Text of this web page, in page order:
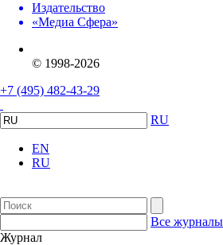
Издательство
«Медиа Сфера»
© 1998-2026
+7 (495) 482-43-29
RU
EN
RU
Все журналы
Журнал